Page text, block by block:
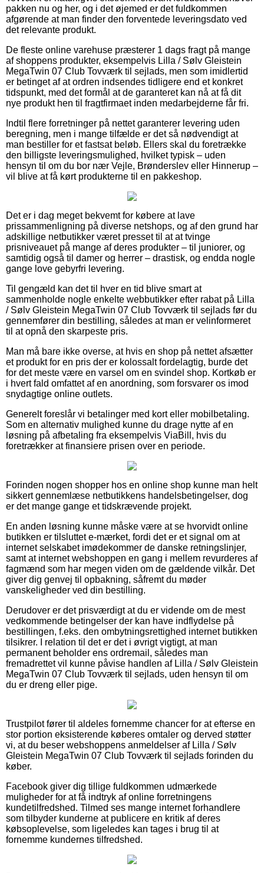
pakken nu og her, og i det øjemed er det fuldkommen
afgørende at man finder den forventede leveringsdato ved
det relevante produkt.
De fleste online varehuse præsterer 1 dags fragt på mange
af shoppens produkter, eksempelvis Lilla / Sølv Gleistein
MegaTwin 07 Club Tovværk til sejlads, men som imidlertid
er betinget af at ordren indsendes tidligere end et konkret
tidspunkt, med det formål at de garanteret kan nå at få dit
nye produkt hen til fragtfirmaet inden medarbejderne får fri.
Indtil flere forretninger på nettet garanterer levering uden
beregning, men i mange tilfælde er det så nødvendigt at
man bestiller for et fastsat beløb. Ellers skal du foretrække
den billigste leveringsmulighed, hvilket typisk – uden
hensyn til om du bor nær Vejle, Brønderslev eller Hinnerup –
vil blive at få kørt produkterne til en pakkeshop.
Det er i dag meget bekvemt for købere at lave
prissammenligning på diverse netshops, og af den grund har
adskillige netbutikker været presset til at at tvinge
prisniveauet på mange af deres produkter – til juniorer, og
samtidig også til damer og herrer – drastisk, og endda nogle
gange love gebyrfri levering.
Til gengæld kan det til hver en tid blive smart at
sammenholde nogle enkelte webbutikker efter rabat på Lilla
/ Sølv Gleistein MegaTwin 07 Club Tovværk til sejlads før du
gennemfører din bestilling, således at man er velinformeret
til at opnå den skarpeste pris.
Man må bare ikke overse, at hvis en shop på nettet afsætter
et produkt for en pris der er kolossalt fordelagtig, burde det
for det meste være en varsel om en svindel shop. Kortkøb er
i hvert fald omfattet af en anordning, som forsvarer os imod
snydagtige online outlets.
Generelt foreslår vi betalinger med kort eller mobilbetaling.
Som en alternativ mulighed kunne du drage nytte af en
løsning på afbetaling fra eksempelvis ViaBill, hvis du
foretrækker at finansiere prisen over en periode.
Forinden nogen shopper hos en online shop kunne man helt
sikkert gennemlæse netbutikkens handelsbetingelser, dog
er det mange gange et tidskrævende projekt.
En anden løsning kunne måske være at se hvorvidt online
butikken er tilsluttet e-mærket, fordi det er et signal om at
internet selskabet imødekommer de danske retningslinjer,
samt at internet webshoppen en gang i mellem revurderes af
fagmænd som har megen viden om de gældende vilkår. Det
giver dig genvej til opbakning, såfremt du møder
vanskeligheder ved din bestilling.
Derudover er det prisværdigt at du er vidende om de mest
vedkommende betingelser der kan have indflydelse på
bestillingen, f.eks. den ombytningsrettighed internet butikken
tilsikrer. I relation til det er det i øvrigt vigtigt, at man
permanent beholder ens ordremail, således man
fremadrettet vil kunne påvise handlen af Lilla / Sølv Gleistein
MegaTwin 07 Club Tovværk til sejlads, uden hensyn til om
du er dreng eller pige.
Trustpilot fører til aldeles fornemme chancer for at efterse en
stor portion eksisterende køberes omtaler og derved støtter
vi, at du beser webshoppens anmeldelser af Lilla / Sølv
Gleistein MegaTwin 07 Club Tovværk til sejlads forinden du
køber.
Facebook giver dig tillige fuldkommen udmærkede
muligheder for at få indtryk af online forretningens
kundetilfredshed. Tilmed ses mange internet forhandlere
som tilbyder kunderne at publicere en kritik af deres
købsoplevelse, som ligeledes kan tages i brug til at
fornemme kundernes tilfredshed.